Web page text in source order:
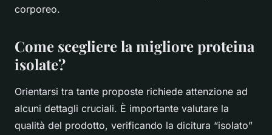
corporeo.
Come scegliere la migliore proteina
isolate?
Orientarsi tra tante proposte richiede attenzione ad
alcuni dettagli cruciali. È importante valutare la
qualità del prodotto, verificando la dicitura “isolato”